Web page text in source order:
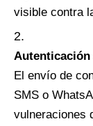
visible contra
Autenticación
El envío de
SMS o
vulneraciones